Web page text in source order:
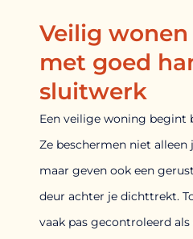
Veilig
met goed
sluitwerk
Een veilige woning begint
Ze beschermen niet
maar geven ook een
deur achter je dichttrekt.
vaak pas gecontroleerd